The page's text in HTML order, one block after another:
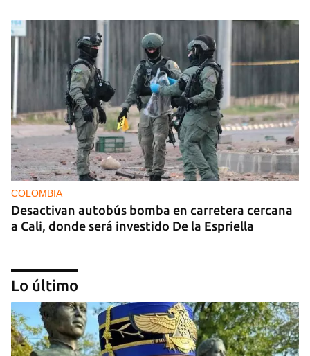
COLOMBIA
Desactivan autobús bomba en carretera cercana
a Cali, donde será investido De la Espriella
Lo último